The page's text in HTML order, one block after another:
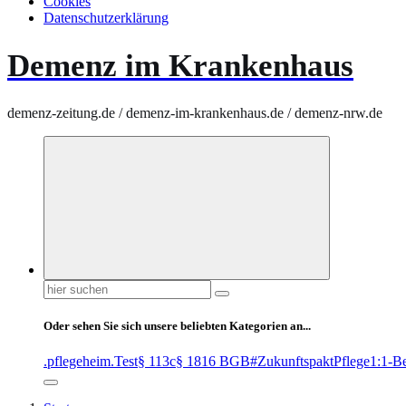
Datenschutzerklärung
Demenz im Krankenhaus
demenz-zeitung.de / demenz-im-krankenhaus.de / demenz-nrw.de
Suchen
nach:
Oder sehen Sie sich unsere beliebten Kategorien an...
.pflegeheim.Test§ 113c§ 1816 BGB#ZukunftspaktPflege1:1-